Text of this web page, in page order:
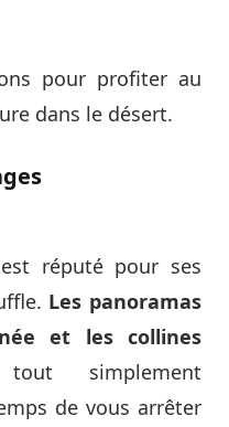
pour profiter au
dans le désert.
réputé pour ses
Les panoramas
et les collines
simplement
de vous arrêter